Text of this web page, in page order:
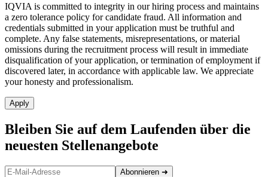
IQVIA is committed to integrity in our hiring process and maintains
a zero tolerance policy for candidate fraud. All information and
credentials submitted in your application must be truthful and
complete. Any false statements, misrepresentations, or material
omissions during the recruitment process will result in immediate
disqualification of your application, or termination of employment if
discovered later, in accordance with applicable law. We appreciate
your honesty and professionalism.
Apply
Bleiben Sie auf dem Laufenden über die
neuesten Stellenangebote
Abonnieren ➜